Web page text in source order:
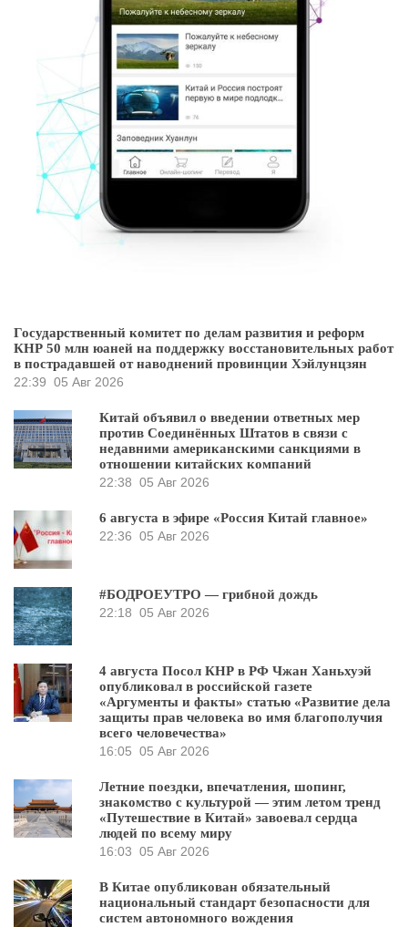
Государственный комитет по делам развития и реформ
КНР 50 млн юаней на поддержку восстановительных работ
в пострадавшей от наводнений провинции Хэйлунцзян
22:39 05 Авг 2026
Китай объявил о введении ответных мер
против Соединённых Штатов в связи с
недавними американскими санкциями в
отношении китайских компаний
22:38 05 Авг 2026
6 августа в эфире «Россия Китай главное»
22:36 05 Авг 2026
#БОДРОЕУТРО — грибной дождь
22:18 05 Авг 2026
4 августа Посол КНР в РФ Чжан Ханьхуэй
опубликовал в российской газете
«Аргументы и факты» статью «Развитие дела
защиты прав человека во имя благополучия
всего человечества»
16:05 05 Авг 2026
Летние поездки, впечатления, шопинг,
знакомство с культурой — этим летом тренд
«Путешествие в Китай» завоевал сердца
людей по всему миру
16:03 05 Авг 2026
В Китае опубликован обязательный
национальный стандарт безопасности для
систем автономного вождения